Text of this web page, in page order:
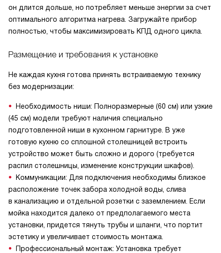
он длится дольше, но потребляет меньше энергии за счет
оптимального алгоритма нагрева. Загружайте прибор
полностью, чтобы максимизировать КПД одного цикла.
Размещение и требования к установке
Не каждая кухня готова принять встраиваемую технику
без модернизации:
Необходимость ниши: Полноразмерные (60 см) или узкие
(45 см) модели требуют наличия специально
подготовленной ниши в кухонном гарнитуре. В уже
готовую кухню со сплошной столешницей встроить
устройство может быть сложно и дорого (требуется
распил столешницы, изменение конструкции шкафов).
Коммуникации: Для подключения необходимы близкое
расположение точек забора холодной воды, слива
в канализацию и отдельной розетки с заземлением. Если
мойка находится далеко от предполагаемого места
установки, придется тянуть трубы и шланги, что портит
эстетику и увеличивает стоимость монтажа.
Профессиональный монтаж: Установка требует